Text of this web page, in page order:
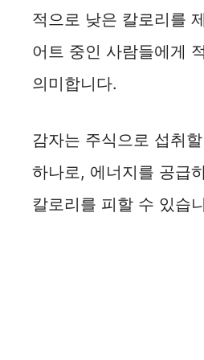
적으로 낮은 칼로리를
어트 중인 사람들에게
의미합니다.
감자는 주식으로 섭취
하나로, 에너지를 공급
칼로리를 피할 수 있습